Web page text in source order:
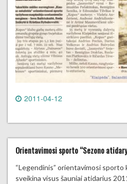
2011-04-12
Orientavimosi sporto “Sezono
“Legendinis” orientavimosi sporto
sveikina visus šauniai atidarius